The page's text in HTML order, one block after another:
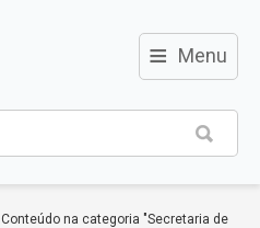
≡ Menu
Conteúdo na categoria "Secretaria de